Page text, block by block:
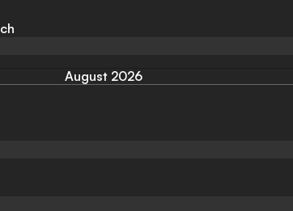
August 2026